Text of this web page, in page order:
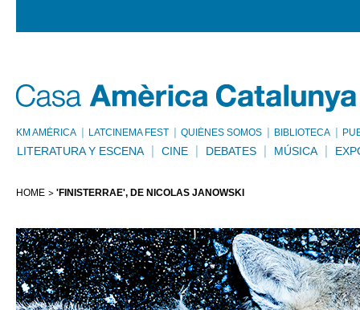
KM AMÈRICA LATCINEMA FEST QUIÉNES SOMOS BIBLIOTECA
LITERATURA Y ESCENA CINE DEBATES MÚSICA
HOME 'FINISTERRAE', DE NICOLÁS JANOWSKI